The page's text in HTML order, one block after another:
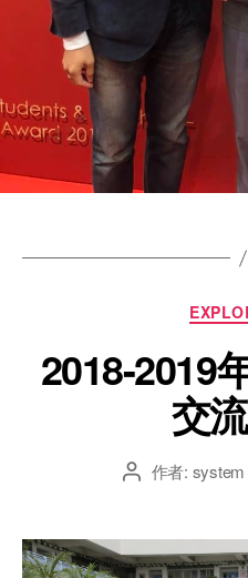
2018-2019
交
作者: system